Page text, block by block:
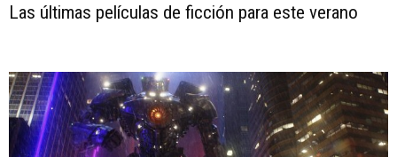
Las últimas películas de ficción para este verano